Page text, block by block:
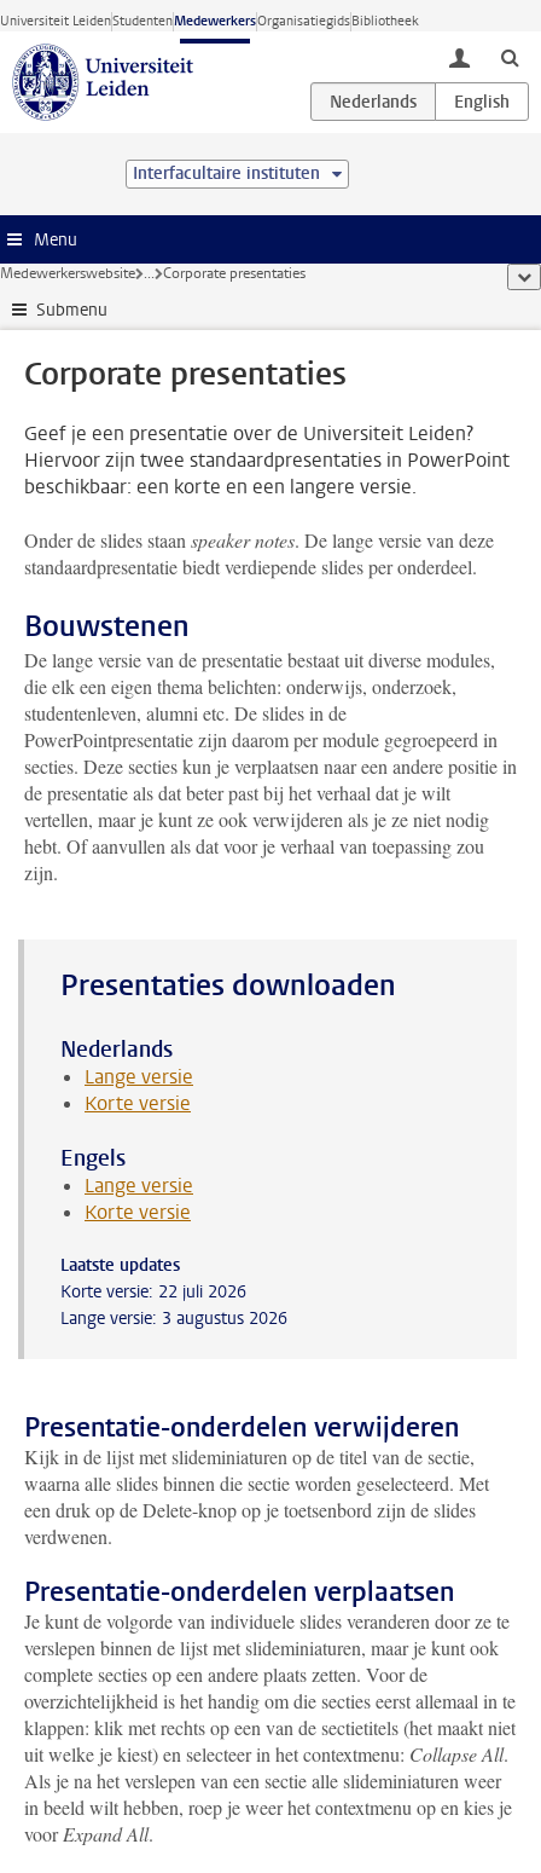
Ga direct naar de inhoud
Universiteit LeidenStudentenMedewerkersOrganisatiegidsBibliotheek
toggle
Interfacultaire instituten
Menu
Medewerkerswebsite ... Corporate presentaties
Submenu
Corporate presentaties
Geef je een presentatie over de Universiteit Leiden?
Hiervoor zijn twee standaardpresentaties in PowerPoint
beschikbaar: een korte en een langere versie.
Onder de slides staan speaker notes. De lange versie van deze
standaardpresentatie biedt verdiepende slides per onderdeel.
Bouwstenen
De lange versie van de presentatie bestaat uit diverse modules,
die elk een eigen thema belichten: onderwijs, onderzoek,
studentenleven, alumni etc. De slides in de
PowerPointpresentatie zijn daarom per module gegroepeerd in
secties. Deze secties kun je verplaatsen naar een andere positie in
de presentatie als dat beter past bij het verhaal dat je wilt
vertellen, maar je kunt ze ook verwijderen als je ze niet nodig
hebt. Of aanvullen als dat voor je verhaal van toepassing zou
zijn.
Presentaties downloaden
Nederlands
Lange versie
Korte versie
Engels
Lange versie
Korte versie
Laatste updates
Korte versie: 22 juli 2026
Lange versie: 3 augustus 2026
Presentatie-onderdelen verwijderen
Kijk in de lijst met slideminiaturen op de titel van de sectie,
waarna alle slides binnen die sectie worden geselecteerd. Met
een druk op de Delete-knop op je toetsenbord zijn de slides
verdwenen.
Presentatie-onderdelen verplaatsen
Je kunt de volgorde van individuele slides veranderen door ze te
verslepen binnen de lijst met slideminiaturen, maar je kunt ook
complete secties op een andere plaats zetten. Voor de
overzichtelijkheid is het handig om die secties eerst allemaal in te
klappen: klik met rechts op een van de sectietitels (het maakt niet
uit welke je kiest) en selecteer in het contextmenu: Collapse All.
Als je na het verslepen van een sectie alle slideminiaturen weer
in beeld wilt hebben, roep je weer het contextmenu op en kies je
voorExpand All.